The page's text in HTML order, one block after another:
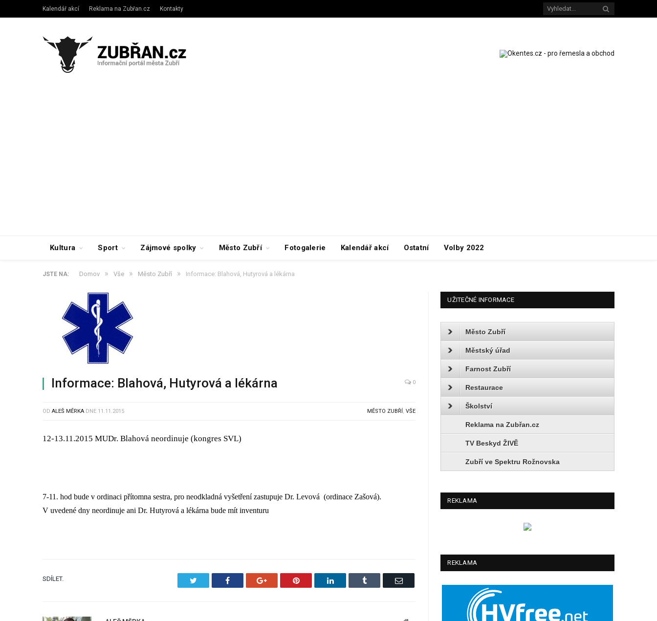
Kalendář akcí Reklama na Zubřan.cz Kontakty
Kultura Sport Zájmové spolky Město Zubří Fotogalerie Kalendář akcí Ostatní Volby 2022
JSTE NA: Domov » Vše » Město Zubří » Informace: Blahová, Hutyrová a lékárna
Informace: Blahová, Hutyrová a lékárna 0
OD ALEŠ MĚRKA DNE 11.11.2015 MĚSTO ZUBŘÍ,VŠE
12-13.11.2015 MUDr. Blahová neordinuje (kongres SVL)
7-11. hod bude v ordinaci přítomna sestra, pro neodkladná vyšetření zastupuje Dr. Levová (ordinace Zašová).
V uvedené dny neordinuje ani Dr. Hutyrová a lékárna bude mít inventuru
SDÍLET. Facebook Google+ Pinterest LinkedIn Tumblr Email
UŽITEČNÉ INFORMACE
Město Zubří
Městský úřad
Farnost Zubří
Restaurace
Školství
Reklama na Zubřan.cz
TV Beskyd ŽIVĚ
Zubří ve Spektru Rožnovska
REKLAMA
REKLAMA